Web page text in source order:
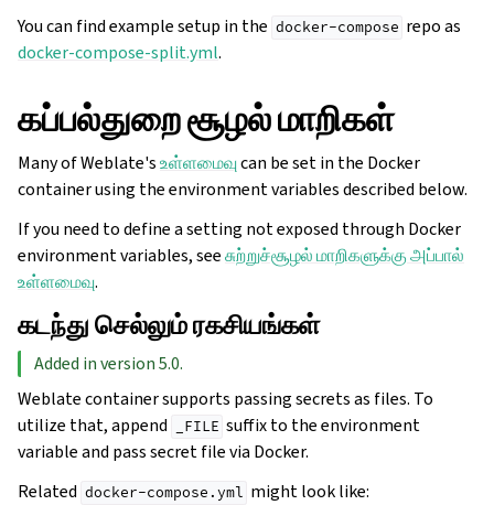
You can find example setup in the docker-compose repo as
docker-compose-split.yml.
கப்பல்துறை சூழல் மாறிகள்
Many of Weblate'sஉள்ளமைவுcan be set in the Docker
container using the environment variables described below.
If you need to define a setting not exposed through Docker
environment variables, seeசுற்றுச்சூழல் மாறிகளுக்கு அப்பால்
உள்ளமைவு.
கடந்து செல்லும் ரகசியங்கள்
Added in version 5.0.
Weblate container supports passing secrets as files. To
utilize that, append
_FILE suffix to the environment
variable and pass secret file via Docker.
Related docker-compose.yml might look like: